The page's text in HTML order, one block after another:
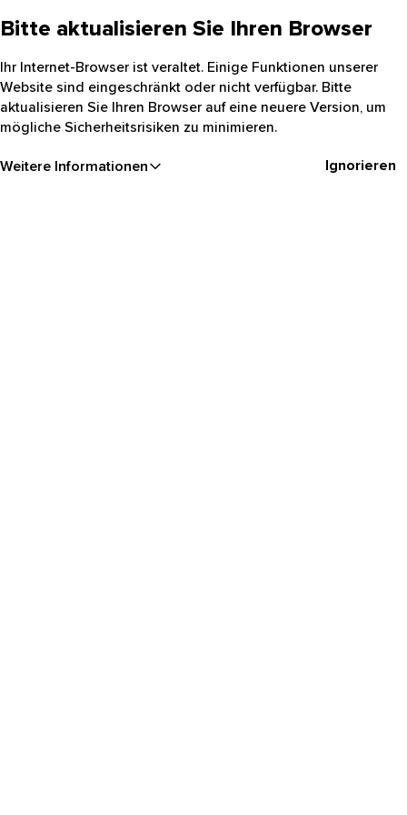
Bitte aktualisieren Sie Ihren Browser
Ihr Internet-Browser ist veraltet. Einige Funktionen unserer
Website sind eingeschränkt oder nicht verfügbar. Bitte
aktualisieren Sie Ihren Browser auf eine neuere Version, um
mögliche Sicherheitsrisiken zu minimieren.
Weitere Informationen Ignorieren